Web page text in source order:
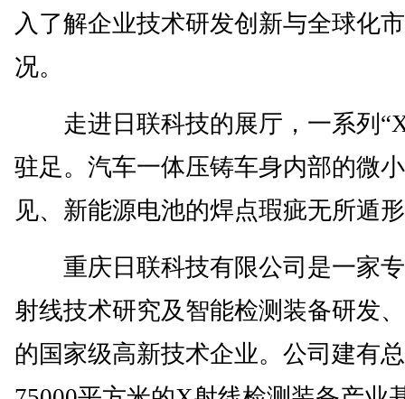
入了解企业技术研发创新与全球化
况。
走进日联科技的展厅，一系列
驻足。汽车一体压铸车身内部的微
见、新能源电池的焊点瑕疵无所
重庆日联科技有限公司是一家
射线技术研究及智能检测装备研发
的国家级高新技术企业。公司建有